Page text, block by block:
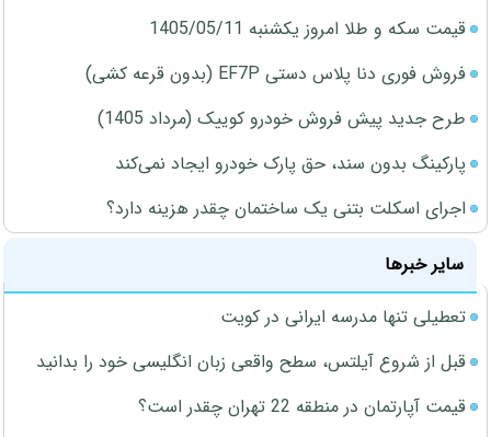
قیمت سکه و طلا امروز یکشنبه 1405/05/11
فروش فوری دنا پلاس دستی EF7P (بدون قرعه کشی)
طرح جدید پیش فروش خودرو کوییک (مرداد 1405)
پارکینگ بدون سند، حق پارک خودرو ایجاد نمی‌کند
اجرای اسکلت بتنی یک ساختمان چقدر هزینه دارد؟
سایر خبرها
تعطیلی تنها مدرسه ایرانی در کویت
قبل از شروع آیلتس، سطح واقعی زبان انگلیسی خود را بدانید
قیمت آپارتمان در منطقه 22 تهران چقدر است؟